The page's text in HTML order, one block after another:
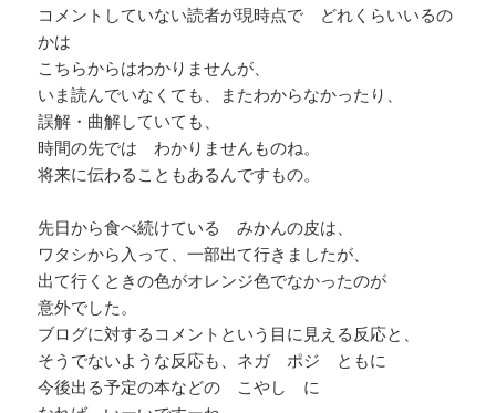
コメントしていない読者が現時点で どれくらいいるの
かは
こちらからはわかりませんが、
いま読んでいなくても、またわからなかったり、
誤解・曲解していても、
時間の先では わかりませんものね。
将来に伝わることもあるんですもの。
先日から食べ続けている みかんの皮は、
ワタシから入って、一部出て行きましたが、
出て行くときの色がオレンジ色でなかったのが
意外でした。
ブログに対するコメントという目に見える反応と、
そうでないような反応も、ネガ ポジ ともに
今後出る予定の本などの こやし に